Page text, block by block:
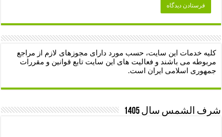
کلیه خدمات این سایت، حسب مورد دارای مجوزهای لازم از مراجع
مربوطه می باشند و فعالیت های این سایت تابع قوانین و مقررات
جمهوری اسلامی ایران است.
شرف الشمس سال 1405